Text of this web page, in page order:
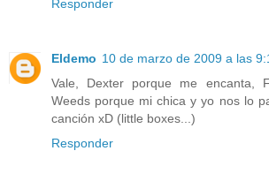
Responder
Eldemo 10 de marzo de 2009 a las
Vale, Dexter porque me encanta,
Weeds porque mi chica y yo nos lo
canción xD (little boxes...)
Responder